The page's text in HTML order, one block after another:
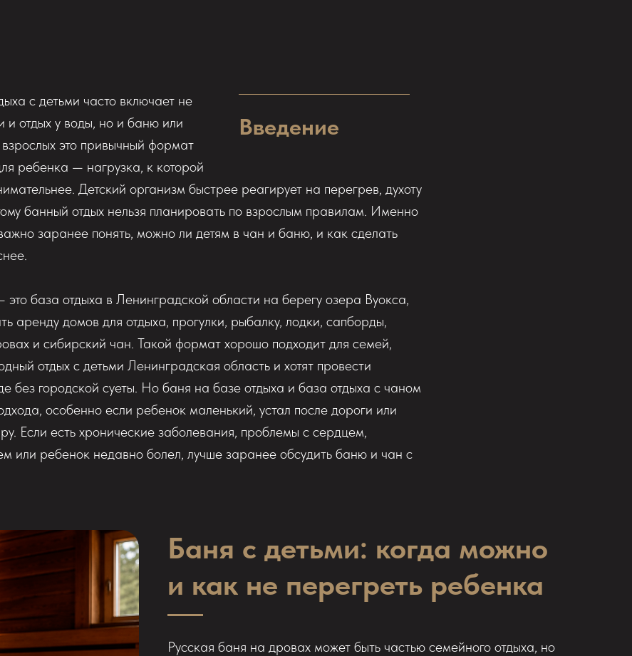
Введение
с детьми часто включает не
и отдых у воды, но и баню или
это привычный формат
ребенка — нагрузка, к которой
Детский организм быстрее реагирует на перегрев, духоту
банный отдых нельзя планировать по взрослым правилам. Именно
заранее понять, можно ли детям в чан и баню, и как сделать
база отдыха в Ленинградской области на берегу озера Вуокса,
аренду домов для отдыха, прогулки, рыбалку, лодки, сапборды,
и сибирский чан. Такой формат хорошо подходит для семей,
отдых с детьми Ленинградская область и хотят провести
без городской суеты. Но баня на базе отдыха и база отдыха с чаном
особенно если ребенок маленький, устал после дороги или
Если есть хронические заболевания, проблемы с сердцем,
или ребенок недавно болел, лучше заранее обсудить баню и чан с
Баня с детьми: когда можно
и как не перегреть ребенка
Русская баня на дровах может быть частью семейного отдыха, но